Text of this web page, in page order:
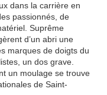
dans la carrière en
passionnés, de
Suprême
d’un abri une
marques de doigts du
un dos grave.
un moulage se trouve
de Saint-